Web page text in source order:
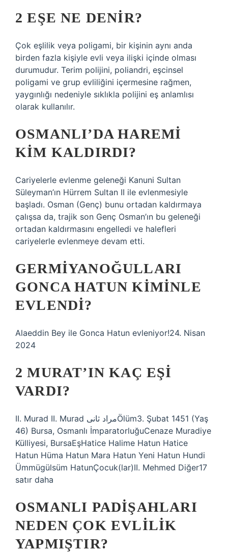
2 EŞE NE DENIR?
Çok eşlilik veya poligami, bir kişinin aynı anda
birden fazla kişiyle evli veya ilişki içinde olması
durumudur. Terim polijini, poliandri, eşcinsel
poligami ve grup evliliğini içermesine rağmen,
yaygınlığı nedeniyle sıklıkla polijini eş anlamlısı
olarak kullanılır.
OSMANLI’DA HAREMI
KIM KALDIRDI?
Cariyelerle evlenme geleneği Kanuni Sultan
Süleyman’ın Hürrem Sultan II ile evlenmesiyle
başladı. Osman (Genç) bunu ortadan kaldırmaya
çalışsa da, trajik son Genç Osman’ın bu geleneği
ortadan kaldırmasını engelledi ve halefleri
cariyelerle evlenmeye devam etti.
GERMIYANOĞULLARI
GONCA HATUN KIMINLE
EVLENDI?
Alaeddin Bey ile Gonca Hatun evleniyor!24. Nisan
2024
2 MURAT’IN KAÇ EŞI
VARDI?
II. Murad II. Murad مراد ثانىÖlüm3. Şubat 1451 (Yaş
46) Bursa, Osmanlı İmparatorluğuCenaze Muradiye
Külliyesi, BursaEşHatice Halime Hatun Hatice
Hatun Hüma Hatun Mara Hatun Yeni Hatun Hundi
Ümmügülsüm HatunÇocuk(lar)II. Mehmed Diğer17
satır daha
OSMANLI PADIŞAHLARI
NEDEN ÇOK EVLILIK
YAPMIŞTIR?